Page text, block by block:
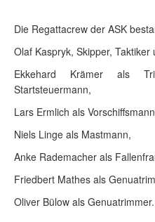
Die Regattacrew der ASK
Olaf Kaspryk, Skipper, Taktiker
Ekkehard Krämer als
Startsteuermann,
Lars Ermlich als
Niels Linge als Mastmann,
Anke Rademacher als
Friedbert Mathes als
Oliver Bülow als Genuatrimmer.